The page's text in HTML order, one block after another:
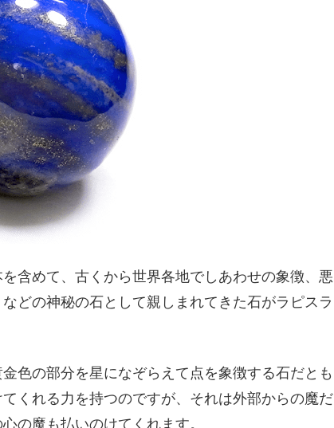
含めて、古くから世界各地でしあわせの象徴、悪
どの神秘の石として親しまれてきた石がラピスラ
色の部分を星になぞらえて点を象徴する石だとも
くれる力を持つのですが、それは外部からの魔だ
の魔も払いのけてくれます。